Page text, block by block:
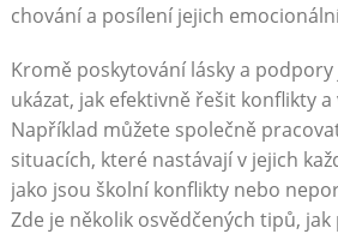
chování a posílení jejich
Kromě poskytování lásky a
ukázat, jak efektivně řešit konflikty
Například můžete společně
situacích, které nastávají v jejich
jako jsou školní konflikty nebo
Zde je několik osvědčených tipů,